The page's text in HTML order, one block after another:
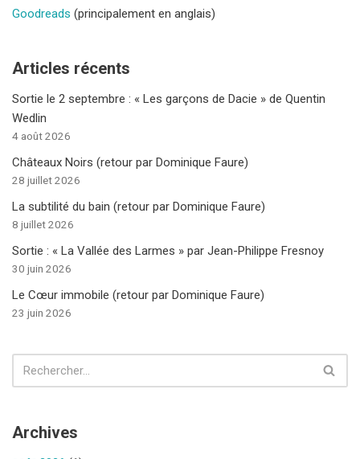
Goodreads (principalement en anglais)
Articles récents
Sortie le 2 septembre : « Les garçons de Dacie » de Quentin
Wedlin
4 août 2026
Châteaux Noirs (retour par Dominique Faure)
28 juillet 2026
La subtilité du bain (retour par Dominique Faure)
8 juillet 2026
Sortie : « La Vallée des Larmes » par Jean-Philippe Fresnoy
30 juin 2026
Le Cœur immobile (retour par Dominique Faure)
23 juin 2026
Archives